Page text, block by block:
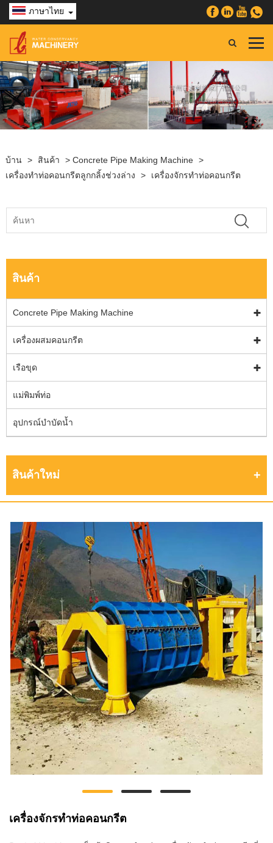
ภาษาไทย
บ้าน > สินค้า > Concrete Pipe Making Machine >
เครื่องทำท่อคอนกรีตลูกกลิ้งช่วงล่าง
> เครื่องจักรทำท่อคอนกรีต
สินค้า
Concrete Pipe Making Machine
เครื่องผสมคอนกรีต
เรือขุด
แม่พิมพ์ท่อ
อุปกรณ์บำบัดน้ำ
สินค้าใหม่
เครื่องจักรทำท่อคอนกรีต